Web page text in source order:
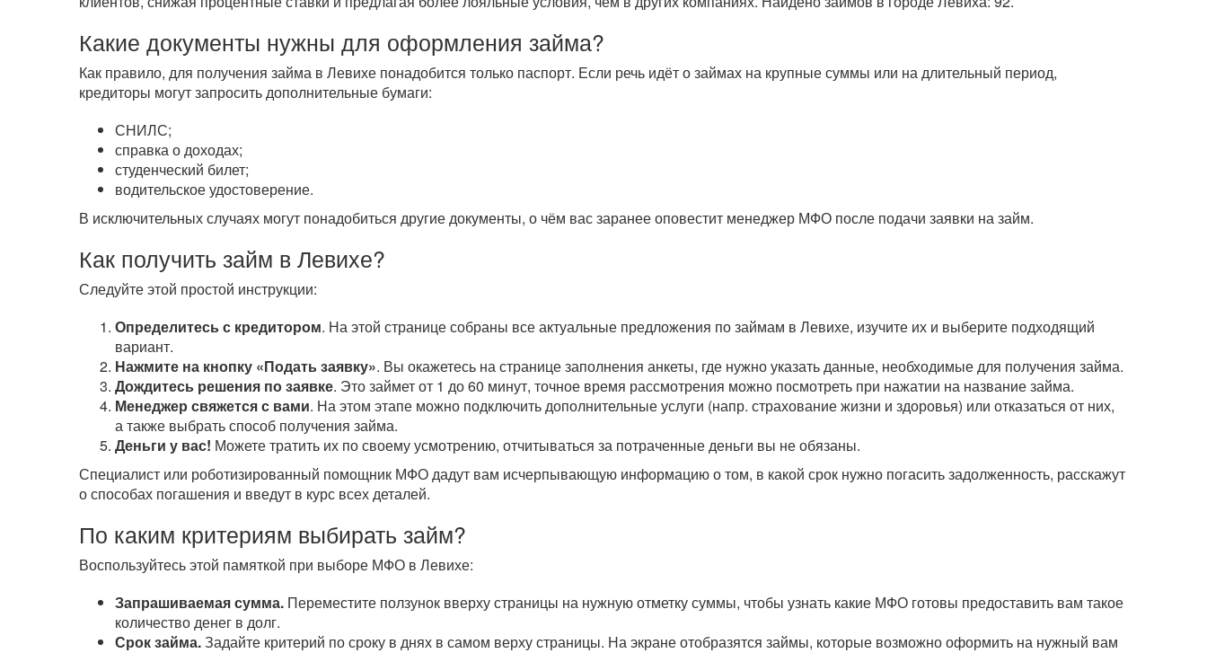
Какие документы нужны для оформления займа?
Как правило, для получения займа в Левихе понадобится только паспорт. Если речь идёт о займах на крупные суммы или на длительный период,
кредиторы могут запросить дополнительные бумаги:
СНИЛС;
справка о доходах;
студенческий билет;
водительское удостоверение.
В исключительных случаях могут понадобиться другие документы, о чём вас заранее оповестит менеджер МФО после подачи заявки на займ.
Как получить займ в Левихе?
Следуйте этой простой инструкции:
Определитесь с кредитором. На этой странице собраны все актуальные предложения по займам в Левихе, изучите их и выберите подходящий
вариант.
Нажмите на кнопку «Подать заявку». Вы окажетесь на странице заполнения анкеты, где нужно указать данные, необходимые для получения займа.
Дождитесь решения по заявке. Это займет от 1 до 60 минут, точное время рассмотрения можно посмотреть при нажатии на название займа.
Менеджер свяжется с вами. На этом этапе можно подключить дополнительные услуги (напр. страхование жизни и здоровья) или отказаться от них,
а также выбрать способ получения займа.
Деньги у вас! Можете тратить их по своему усмотрению, отчитываться за потраченные деньги вы не обязаны.
Специалист или роботизированный помощник МФО дадут вам исчерпывающую информацию о том, в какой срок нужно погасить задолженность, расскажут
о способах погашения и введут в курс всех деталей.
По каким критериям выбирать займ?
Воспользуйтесь этой памяткой при выборе МФО в Левихе:
Запрашиваемая сумма.Переместите ползунок вверху страницы на нужную отметку суммы, чтобы узнать какие МФО готовы предоставить вам такое
количество денег в долг.
Срок займа.Задайте критерий по сроку в днях в самом верху страницы. На экране отобразятся займы, которые возможно оформить на нужный вам